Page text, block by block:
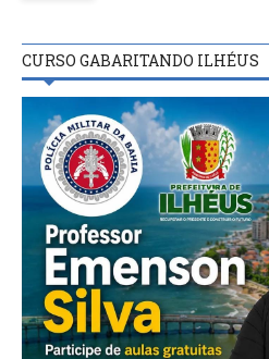
CURSO GABARITANDO ILHÉUS